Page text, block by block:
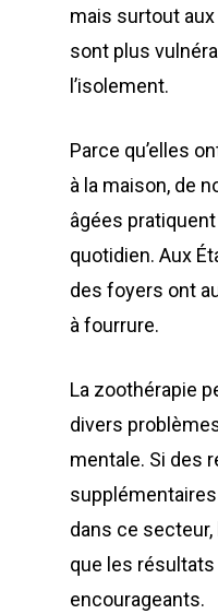
mais surtout
sont plus
l’isolement.
Parce qu’elles
à la maison, de
âgées
quotidien. Aux
des foyers ont
à fourrure.
La zoothérapie
divers
mentale. Si des
dans ce
que les
encourageants.